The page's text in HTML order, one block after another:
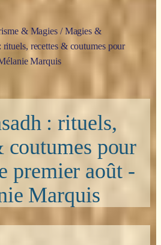
& Magies/Magies &
rituels, recettes & coutumes pour
Marquis
: rituels,
coutumes pour
premier août -
Marquis